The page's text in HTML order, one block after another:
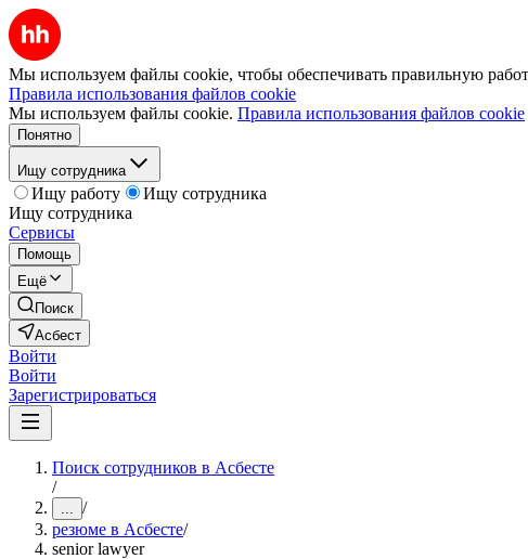
Мы используем файлы cookie, чтобы обеспечивать правильную
Правила использования файлов cookie
Мы используем файлы cookie. Правила использования файлов cookie
Понятно
Ищу сотрудника
Ищу работу
Ищу сотрудника
Ищу сотрудника
Сервисы
Помощь
Ещё
Поиск
Асбест
Войти
Войти
Зарегистрироваться
Поиск сотрудников в Асбесте
/
... /
резюме в Асбесте/
senior lawyer